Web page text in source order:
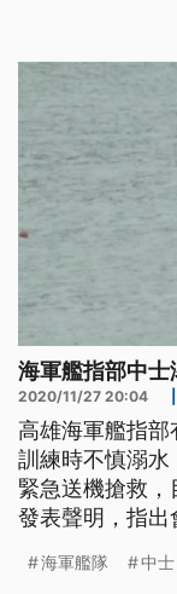
平嗎。」 情緒激動想起逝世的兒子，忍不住哽咽落
海軍艦指部中
2020/11/27 20:04
高雄海軍艦指
訓練時不慎溺水
緊急送機搶救
發表聲明，指
的治療。 海軍
海軍艦隊 中士